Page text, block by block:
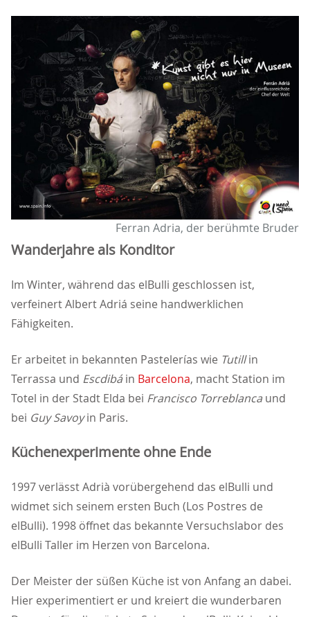
Ferran Adria, der berühmte Bruder
Wanderjahre als Konditor
Im Winter, während das elBulli geschlossen ist,
verfeinert Albert Adriá seine handwerklichen
Fähigkeiten.
Er arbeitet in bekannten Pastelerías wie Tutillin
Terrassa und Escdib in Barcelona, macht Station im
Totel in der Stadt Elda bei Francisco Torreblanca und
bei Guy Savoyin Paris.
Küchenexperimente ohne Ende
1997 verlässt Adrià vorübergehend das elBulli und
widmet sich seinem ersten Buch (Los Postres de
elBulli). 1998 öffnet das bekannte Versuchslabor des
elBulli Taller im Herzen von Barcelona.
Der Meister der süßen Küche ist von Anfang an dabei.
Hier experimentiert er und kreiert die wunderbaren